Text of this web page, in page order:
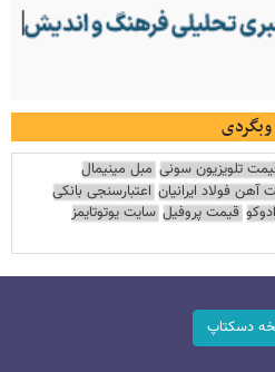
وبگردی
تلویزیون سونی مبل مینیمال
آهن فولاد ایرانیان اعتبارسنجی بانکی
قیمت پروفیل سایت یوتوتایمز
دسکتاپ